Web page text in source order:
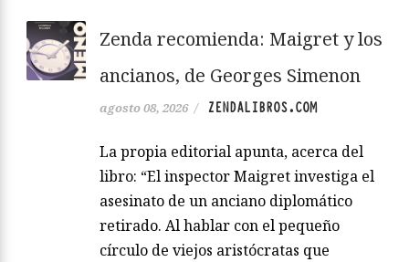
Zenda recomienda: Maigret y los
ancianos, de Georges Simenon
agosto 08, 2026 / ZENDALIBROS.COM
La propia editorial apunta, acerca del
libro: “El inspector Maigret investiga el
asesinato de un anciano diplomático
retirado. Al hablar con el pequeño
círculo de viejos aristócratas que